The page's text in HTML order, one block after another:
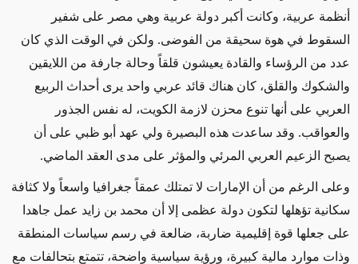
أنظمة عربية، وكانت أكبر دولة عربية وهي مصر على شفير
السقوط في هوة سحيقة من الفوضى. ولكن في الوقت الذي كان
عدد من الرؤساء والقادة يعيشون قلقاً وحالة جارفة من اللايقين
والشكوك والقلق، كان هناك قائد عربي واحد يرى أحداث الربيع
العربي على أنها تنوع محزن لازمة الكويت، له نفس الجذور
والعواقب. وقد ساعدت هذه البصيرة ولي عهد أبو ظبي على أن
يصبح الزعيم العربي المرئي والمؤثر على مدى العقد الماضي.
وعلى الرغم من أن الإمارات لا تمتلك عمقاً جغرافيا واسعاً ولا كثافة
سكانية تؤهلها لتكون دولة عظمى إلا أن محمد بن زايد عمل جاهدا
على جعلها قوة إقليمية ضاربة، ضالعة في رسم سياسات المنطقة
وذات موارد مالية كبيرة، ورؤية سياسية واضحة، تتمتع بتحالفات مع